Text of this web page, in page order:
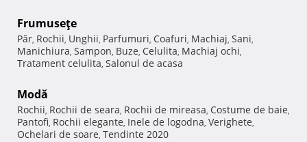
Frumuseţe
Păr, Rochii, Unghii, Parfumuri, Coafuri, Machiaj, Sani,
Manichiura, Sampon, Buze, Celulita, Machiaj ochi,
Tratament celulita, Salonul de acasa
Modă
Rochii, Rochii de seara, Rochii de mireasa, Costume de baie,
Pantofi, Rochii elegante, Inele de logodna, Verighete,
Ochelari de soare, Tendinte 2020